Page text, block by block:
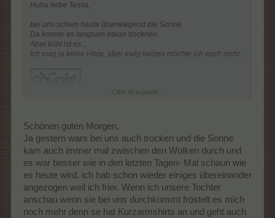
Huhu liebe Tessa,
bei uns schien heute überwiegend die Sonne.
Da konnte es langsam etwas trocknen.
Aber kühl ist es...
Ich mag ja keine Hitze, aber ewig heizen möchte ich auch nicht...
und mir noch jemanden gibt
Click to expand...
Schönen guten Morgen,
Ja gestern wars bei uns auch trocken und die Sonne
kam auch immer mal zwischen den Wolken durch und
es war besser wie in den letzten Tagen- Mal schaun wie
es heute wird. ich hab schon wieder einiges übereinander
angezogen weil ich frier. Wenn ich unsere Tochter
anschau wenn sie bei uns durchkommt fröstelt es mich
noch mehr denn se hat Kurzarmshirts an und geht auch